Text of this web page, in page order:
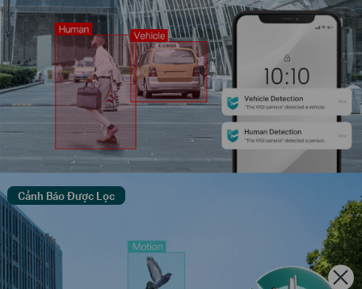
Cảnh Báo Được Lọc